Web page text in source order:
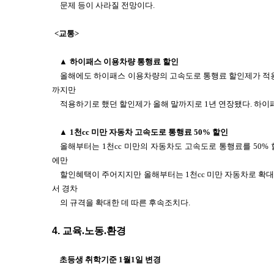
문제 등이 사라질 전망이다.
<교통>
▲ 하이패스 이용차량 통행료 할인
올해에도 하이패스 이용차량의 고속도로 통행료 할인제가
까지만
적용하기로 했던 할인제가 올해 말까지로 1년 연장됐다. 하이
▲ 1천cc 미만 자동차 고속도로 통행료 50% 할인
올해부터는 1천cc 미만의 자동차도 고속도로 통행료를 50%
에만
할인혜택이 주어지지만 올해부터는 1천cc 미만 자동차로 확
서 경차
의 규격을 확대한 데 따른 후속조치다.
4. 교육.노동.환경
초등생 취학기준 1월1일 변경